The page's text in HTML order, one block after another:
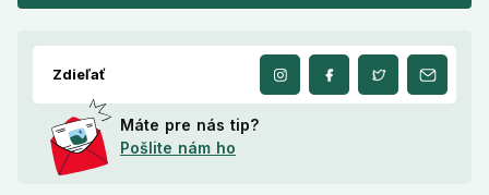
Zdieľať
Máte pre nás tip?
Pošlite nám ho